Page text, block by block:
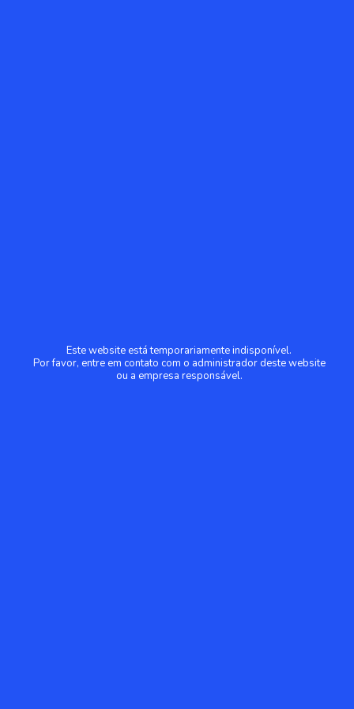
Este website está temporariamente indisponível.
Por favor, entre em contato com o administrador deste website
ou a empresa responsável.